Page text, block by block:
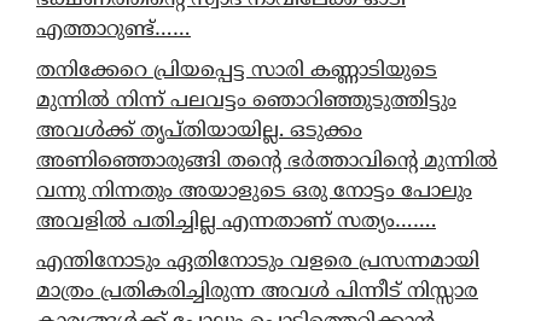
എത്താറുണ്ട്……
തനിക്കേറെ പ്രിയപ്പെട്ട സാരി കണ്ണാടിയുടെ
മുന്നിൽ നിന്ന് പലവട്ടം ഞൊറിഞ്ഞുടുത്തിട്ടും
അവൾക്ക് തൃപ്തിയായില്ല. ഒടുക്കം
അണിഞ്ഞൊരുങ്ങി തന്റെ ഭർത്താവിന്റെ മുന്നിൽ
വന്നു നിന്നതും അയാളുടെ ഒരു നോട്ടം പോലും
അവളിൽ പതിച്ചില്ല എന്നതാണ് സത്യം…….
എന്തിനോടും ഏതിനോടും വളരെ പ്രസന്നമായി
മാത്രം പ്രതികരിച്ചിരുന്ന അവൾ പിന്നീട് നിസ്സാര